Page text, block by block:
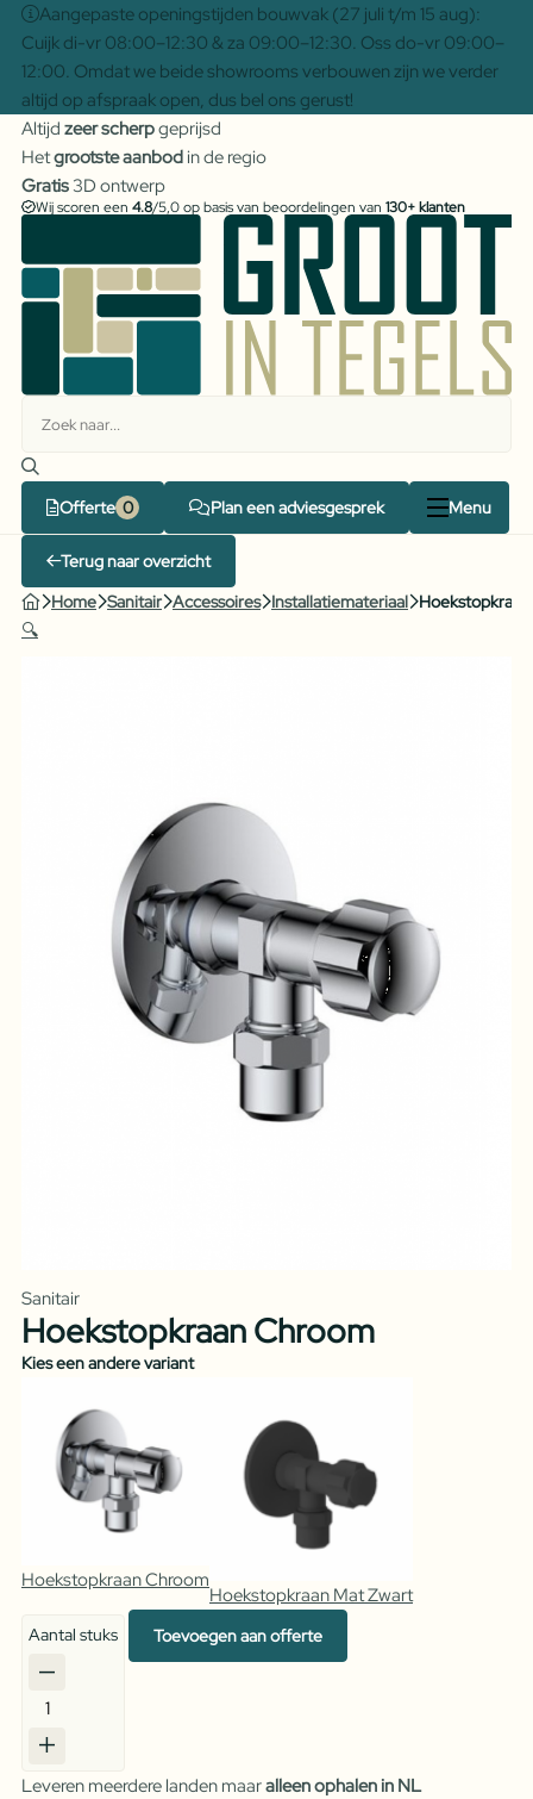
Aangepaste openingstijden bouwvak (27 juli t/m 15 aug):
Cuijk di-vr 08:00–12:30 & za 09:00–12:30. Oss do-vr 09:00–
12:00. Omdat we beide showrooms verbouwen zijn we verder
altijd op afspraak open, dus bel ons gerust!
Altijd zeer scherpgeprijsd
Hetgrootste aanbodin de regio
Gratis3D ontwerp
Wij scoren een 4.8/5,0 op basis van beoordelingen van 130+ klanten
Offerte Plan een adviesgesprek Menu
Terug naar overzicht
Home Sanitair Accessoires Installatiemateriaal
🔍
Sanitair
Hoekstopkraan Chroom
Kies een andere variant
Hoekstopkraan Chroom
Hoekstopkraan Mat Zwart
Hoekstopkraan
Chroom
Aantal stuks Toevoegen aan offerte
Leveren meerdere landen maaralleen ophalen in NL